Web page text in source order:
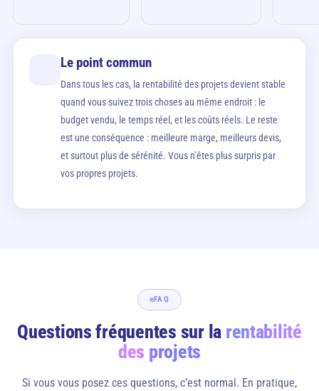
Le point commun
Dans tous les cas, la rentabilité des projets devient stable
quand vous suivez trois choses au même endroit : le
budget vendu, le temps réel, et les coûts réels. Le reste
est une conséquence : meilleure marge, meilleurs devis,
et surtout plus de sérénité. Vous n’êtes plus surpris par
vos propres projets.
FAQ
Questions fréquentes sur la rentabilité
des projets
Si vous vous posez ces questions, c’est normal. En pratique,